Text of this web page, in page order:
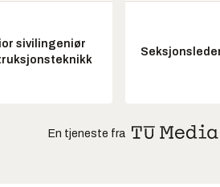
sivilingeniør
Seksjonsleder
En tjeneste fra